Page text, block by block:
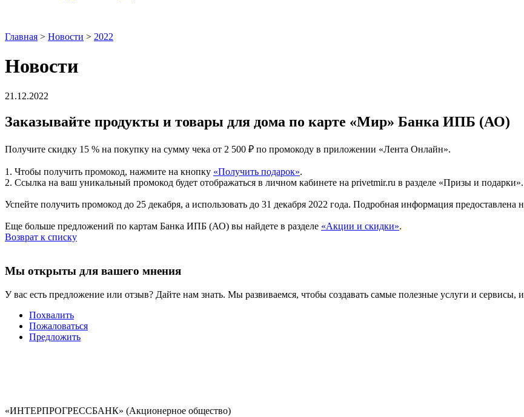
Главная > Новости > 2022
Новости
21.12.2022
Заказывайте продукты и товары для дома по карте «Мир» Банка ИПБ (АО)
Получите скидку 15 % на покупку на сумму чека от 2 500 ₽ по промокоду в приложении «Лента Онлайн».
1. Чтобы получить промокод, нажмите на кнопку «Получить подарок».
2. Ссылка на ваш уникальный промокод будет отображаться в личном кабинете на privetmir.ru в разделе «Призы и подарки».
Успейте получить промокод до 25 декабря, а использовать до 31 декабря 2022 года. Подробная информация предоставлена
Еще больше предложений по картам Банка ИПБ (АО) вы найдете в разделе «Акции и скидки».
Возврат к списку
Мы открыты для вашего мнения
У вас есть предложение или отзыв? Дайте нам знать. Мы развиваемся, чтобы создавать самые полезные услуги и
Похвалить
Пожаловаться
Предложить
«ИНТЕРПРОГРЕССБАНК» (Акционерное общество)